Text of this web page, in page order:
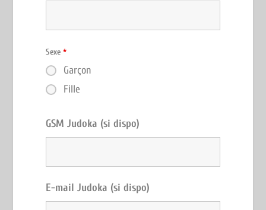
Sexe*
Garçon
Fille
GSM Judoka (si dispo)
E-mail Judoka (si dispo)